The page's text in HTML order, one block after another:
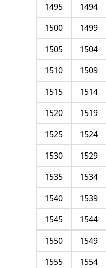
1494
1495
1499
1500
1504
1505
1509
1510
1514
1515
1519
1520
1524
1525
1529
1530
1534
1535
1539
1540
1544
1545
1549
1550
1554
1555